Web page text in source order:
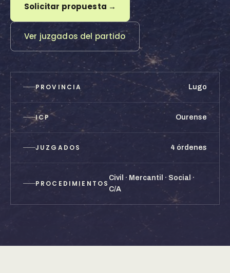
Solicitar propuesta →
Ver juzgados del partido
PROVINCIA Lugo
ICP Ourense
JUZGADOS 4 órdenes
PROCEDIMIENTOS
Civil · Mercantil · Social ·
C/A